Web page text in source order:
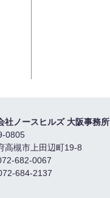
社ノースヒルズ 大阪事務所
0805
高槻市上田辺町19-8
682-0067
684-2137